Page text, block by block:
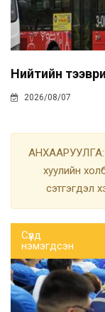
Нийтийн
2026/08/07
АНХААРУУЛГА:
хуулийн
сэтгэгдэл
Сүүлд
нэмэгдсэн